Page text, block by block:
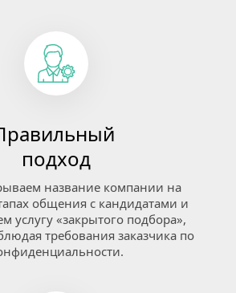
подход
название компании на
общения с кандидатами и
услугу «закрытого подбора»,
требования заказчика по